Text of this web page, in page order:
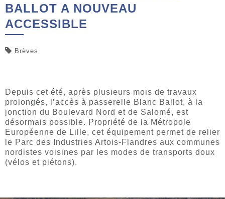
BALLOT A NOUVEAU
ACCESSIBLE
Brèves
Depuis cet été, après plusieurs mois de travaux
prolongés, l’accès à passerelle Blanc Ballot, à la
jonction du Boulevard Nord et de Salomé, est
désormais possible. Propriété de la Métropole
Européenne de Lille, cet équipement permet de relier
le Parc des Industries Artois-Flandres aux communes
nordistes voisines par les modes de transports doux
(vélos et piétons).